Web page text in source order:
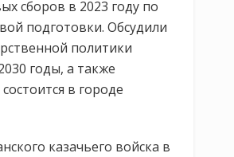
сборов в 2023 году по
подготовки. Обсудили
политики
годы, а также
в городе
казачьего войска в